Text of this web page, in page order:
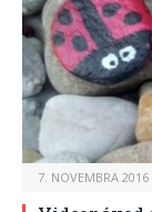
7. NOVEMBRA 2016